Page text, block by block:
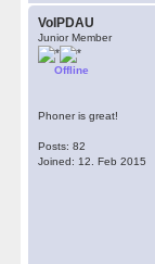
VoIPDAU
Junior Member
Offline
Phoner is great!
Posts: 82
Joined: 12. Feb 2015